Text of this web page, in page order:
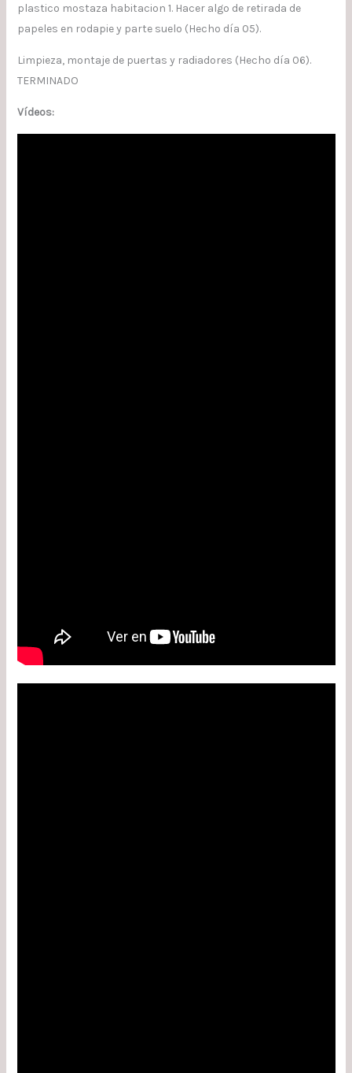
plastico mostaza habitacion 1. Hacer algo de retirada de
papeles en rodapie y parte suelo (Hecho día 05).
Limpieza, montaje de puertas y radiadores (Hecho día 06).
TERMINADO
Vídeos: